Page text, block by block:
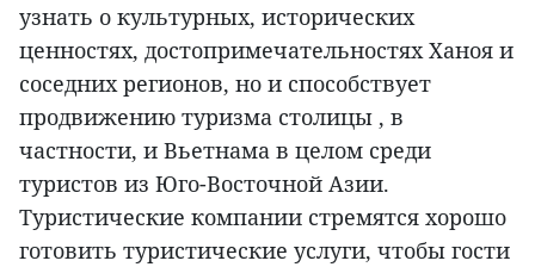
узнать о культурных, исторических
ценностях, достопримечательностях Ханоя и
соседних регионов, но и способствует
продвижению туризма столицы , в
частности, и Вьетнама в целом среди
туристов из Юго-Восточной Азии.
Туристические компании стремятся хорошо
готовить туристические услуги, чтобы гости